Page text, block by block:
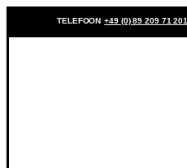
TELEFOON +49 (0) 89 209 71 201